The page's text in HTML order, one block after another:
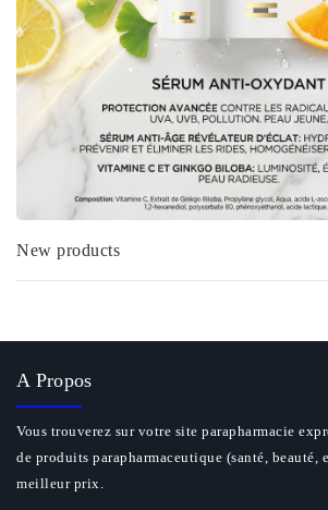
New products
A Propos
Vous trouverez sur votre site parapharmacie
de produits parapharmaceutique (santé, beauté,
meilleur prix.